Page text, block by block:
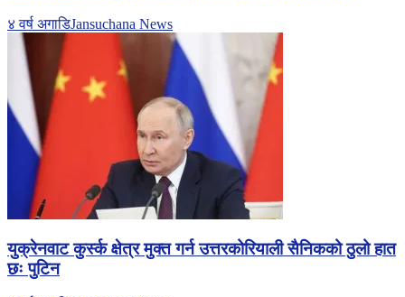
४ वर्ष अगाडिJansuchana News
युक्रेनवाट कुर्स्क क्षेत्र मुक्त गर्न उत्तरकोरियाली सैनिकको ठुलो हात
छः पुटिन